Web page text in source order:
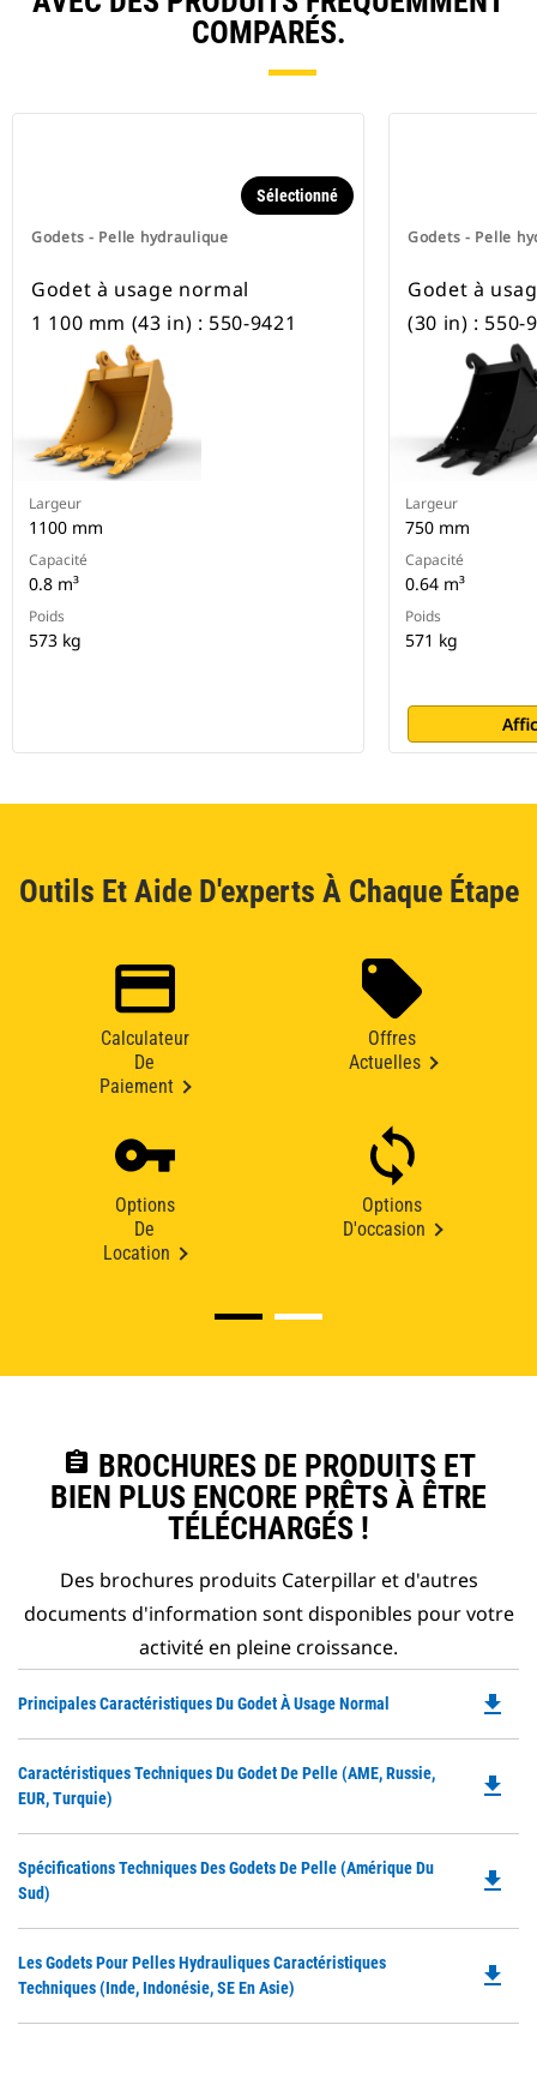
COMPARÉS.
Godets - Pelle hydraulique
Sélectionné
Godet à usage normal
1 100 mm (43 in) : 550-9421
Largeur
1100 mm
Capacité
0.8 m³
Poids
573 kg
Godets - Pelle
Godet à
(30 in) : 550-
Largeur
750 mm
Capacité
0.64 m³
Poids
571 kg
Outils Et Aide D'experts À Chaque Étape
Calculateur
De
Paiement
Offres
Actuelles
Options
De
Location
Options
D'occasion
assignment BROCHURES DE PRODUITS ET
BIEN PLUS ENCORE PRÊTS À ÊTRE
TÉLÉCHARGÉS !
Des brochures produits Caterpillar et d'autres
documents d'information sont disponibles pour votre
activité en pleine croissance.
Principales Caractéristiques Du Godet À Usage Normal file_download
Caractéristiques Techniques Du Godet De Pelle (AME, Russie,
EUR, Turquie)
file_download
Spécifications Techniques Des Godets De Pelle (Amérique Du
Sud)
file_download
Les Godets Pour Pelles Hydrauliques Caractéristiques
Techniques (Inde, Indonésie, SE En Asie)
file_download